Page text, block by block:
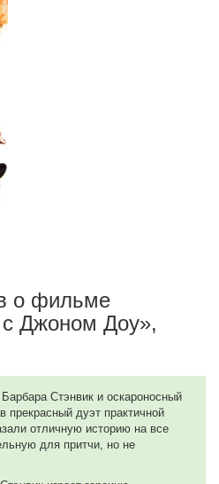
о фильме
с Джоном Доу»,
Стэнвик и оскароносный
прекрасный дуэт практичной
отличную историю на все
для притчи, но не